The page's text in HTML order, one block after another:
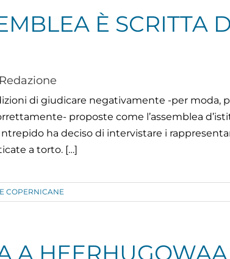
È SCRITTA
di giudicare negativamente -per moda,
proposte come l’assemblea
ha deciso di intervistare i
a torto. […]
COPERNICANE
A